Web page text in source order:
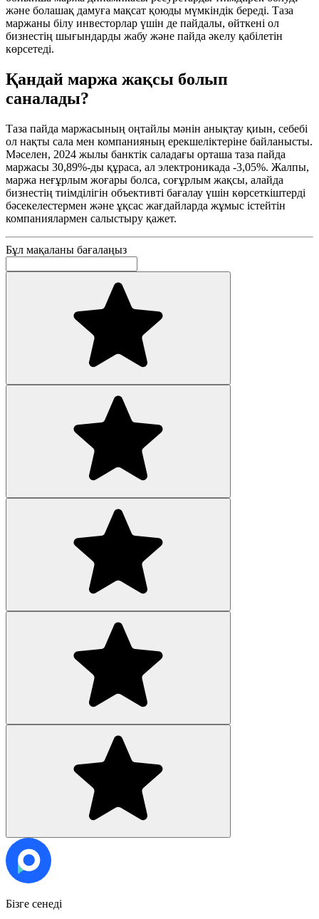
және болашақ дамуға мақсат қоюды мүмкіндік береді. Таза
маржаны білу инвесторлар үшін де пайдалы, өйткені ол
бизнестің шығындарды жабу және пайда әкелу қабілетін
көрсетеді.
Қандай маржа жақсы болып
саналады?
Таза пайда маржасының оңтайлы мәнін анықтау қиын, себебі
ол нақты сала мен компанияның ерекшеліктеріне байланысты.
Мәселен, 2024 жылы банктік саладағы орташа таза пайда
маржасы 30,89%-ды құраса, ал электроникада -3,05%. Жалпы,
маржа неғұрлым жоғары болса, соғұрлым жақсы, алайда
бизнестің тиімділігін объективті бағалау үшін көрсеткіштерді
бәсекелестермен және ұқсас жағдайларда жұмыс істейтін
компаниялармен салыстыру қажет.
Бұл мақаланы бағалаңыз
Бізге сенеді